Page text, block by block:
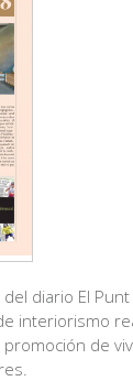
diario El
interiorismo
de